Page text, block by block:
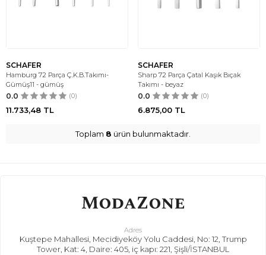
SCHAFER
Hamburg 72 Parça Ç.K.B.Takımı-
Gümüş11 - gümüş
0.0 (0)
11.733,48 TL
SCHAFER
Sharp 72 Parça Çatal Kaşık Bıçak
Takımı - beyaz
0.0 (0)
6.875,00 TL
Toplam 8 ürün bulunmaktadır.
Adres
Kuştepe Mahallesi, Mecidiyeköy Yolu Caddesi, No: 12, Trump
Tower, Kat: 4, Daire: 405, iç kapı: 221, Şişli/İSTANBUL